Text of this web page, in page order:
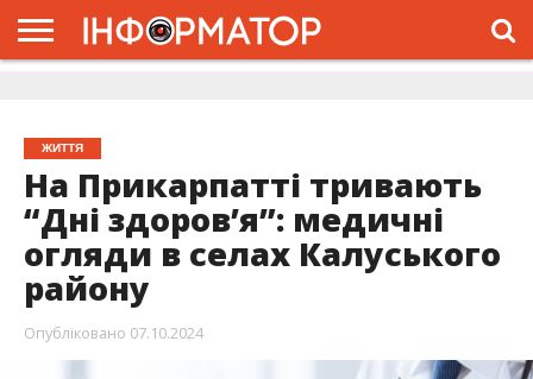
ЖИТТЯ
На Прикарпатті тривають
“Дні здоров’я”: медичні
огляди в селах Калуського
району
Опубліковано 07.10.2024